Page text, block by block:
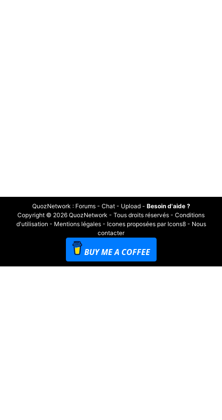
QuozNetwork : Forums- Chat- Upload- Besoin d'aide ?
Copyright © 2026 QuozNetwork - Tous droits réservés - Conditions
d'utilisation - Mentions légales- Icones proposées par Icons8- Nous
contacter
BUY ME A COFFEE